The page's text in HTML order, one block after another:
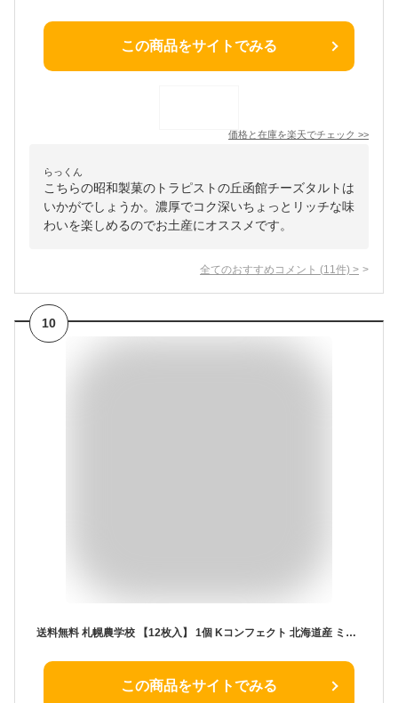
この商品をサイトでみる
価格と在庫を楽天でチェック >>
らっくん
こちらの昭和製菓のトラピストの丘函館チーズタルトは
いかがでしょうか。濃厚でコク深いちょっとリッチな味
わいを楽しめるのでお土産にオススメです。
全てのおすすめコメント (11 件) >
10
送料無料 札幌農学校 【12枚入】 1個 Kコンフェクト 北海道産 ミルククッキー お菓子 おやつ お土産 贈り物 手土産 プレゼント お茶請け バレンタイン
この商品をサイトでみる